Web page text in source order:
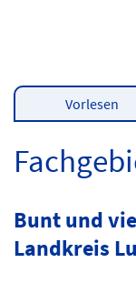
Vorlesen
Bunt und
Landkreis